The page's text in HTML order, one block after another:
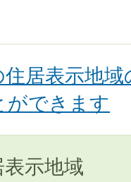
居表示地
ができます
示地域